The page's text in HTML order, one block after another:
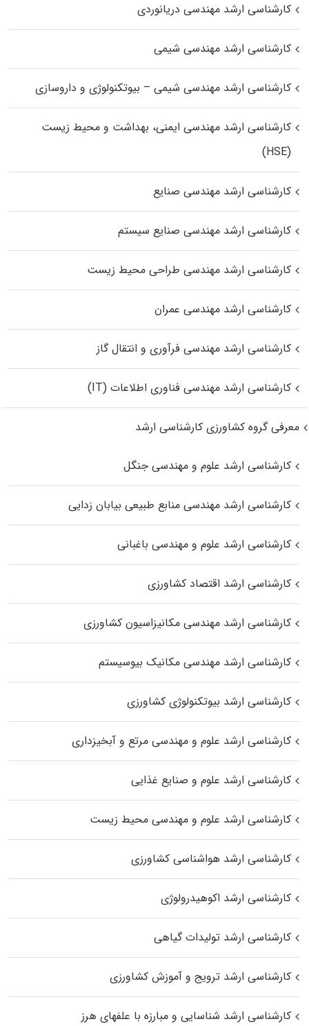
کارشناسی ارشد مهندسی دریانوردی
کارشناسی ارشد مهندسی شیمی
کارشناسی ارشد مهندسی شیمی – بیوتکنولوژی و داروسازی
کارشناسی ارشد مهندسی ایمنی، بهداشت و محیط زیست
(HSE)
کارشناسی ارشد مهندسی صنایع
کارشناسی ارشد مهندسی صنایع سیستم
کارشناسی ارشد مهندسی طراحی محیط زیست
کارشناسی ارشد مهندسی عمران
کارشناسی ارشد مهندسی فرآوری و انتقال گاز
کارشناسی ارشد مهندسی فناوری اطلاعات (IT)
معرفی گروه کشاورزی کارشناسی ارشد
کارشناسی ارشد علوم و مهندسی جنگل
کارشناسی ارشد مهندسی منابع طبیعی بیابان زدایی
کارشناسی ارشد علوم و مهندسی باغبانی
کارشناسی ارشد اقتصاد کشاورزی
کارشناسی ارشد مهندسی مکانیزاسیون کشاورزی
کارشناسی ارشد مهندسی مکانیک بیوسیستم
کارشناسی ارشد بیوتکنولوژی کشاورزی
کارشناسی ارشد علوم و مهندسی مرتع و آبخیزداری
کارشناسی ارشد علوم و صنایع غذایی
کارشناسی ارشد علوم و مهندسی محیط زیست
کارشناسی ارشد هواشناسی کشاورزی
کارشناسی ارشد اکوهیدرولوژی
کارشناسی ارشد تولیدات گیاهی
کارشناسی ارشد ترویج و آموزش کشاورزی
کارشناسی ارشد شناسایی و مبارزه با علفهای هرز